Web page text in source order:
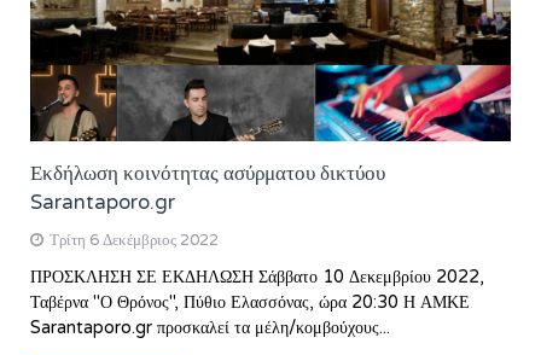
Εκδήλωση κοινότητας ασύρματου δικτύου
Sarantaporo.gr
Τρίτη 6 Δεκέμβριος 2022
ΠΡΟΣΚΛΗΣΗ ΣΕ ΕΚΔΗΛΩΣΗ Σάββατο 10 Δεκεμβρίου 2022,
Ταβέρνα "Ο Θρόνος", Πύθιο Ελασσόνας, ώρα 20:30 Η ΑΜΚΕ
Sarantaporo.gr προσκαλεί τα μέλη/κομβούχους...